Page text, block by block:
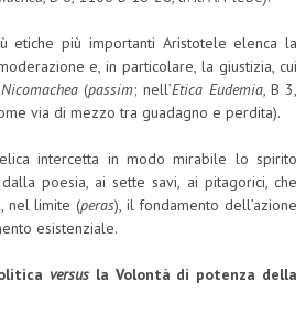
etiche più importanti Aristotele elenca la
e, in particolare, la giustizia, cui
Nicomachea (passim; nell’Etica Eudemia, B 3,
via di mezzo tra guadagno e perdita).
intercetta in modo mirabile lo spirito
poesia, ai sette savi, ai pitagorici, che
nel limite (peras), il fondamento dell’azione
esistenziale.
versus la Volontà di potenza della